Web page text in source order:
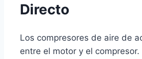
Directo
Los compresores de aire de
entre el motor y el